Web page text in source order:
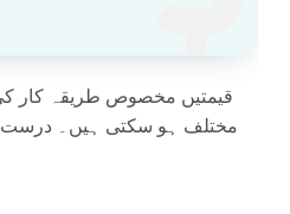
مختلف ہو سکتی ہیں۔ درست